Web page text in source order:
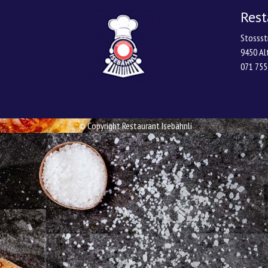
9450
071
© Copyright Restaurant Isebähnli